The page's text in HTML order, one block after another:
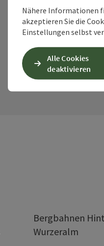
Bergbahnen
Wurzeralm
Nähere Informationen
akzeptieren Sie die
Einstellungen selbst
Alle Cookies
deaktivieren